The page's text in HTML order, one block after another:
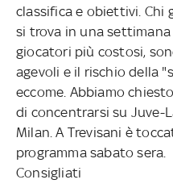
classifica e obiettivi. Chi
si trova in una
giocatori più costosi,
agevoli e il rischio della
eccome. Abbiamo
di concentrarsi su Juve-
Milan. A Trevisani è
programma sabato sera.
Consigliati